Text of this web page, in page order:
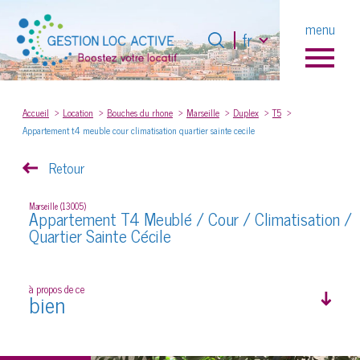
menu
fr
Accueil 0 Langue
fr
Accueil Location Bouches du rhone Marseille Duplex
T5
Appartement t4 meuble cour climatisation quartier sainte cecile
Retour
Marseille (13005)
Appartement T4 Meublé / Cour / Climatisation /
Quartier Sainte Cécile
à propos de ce
bien